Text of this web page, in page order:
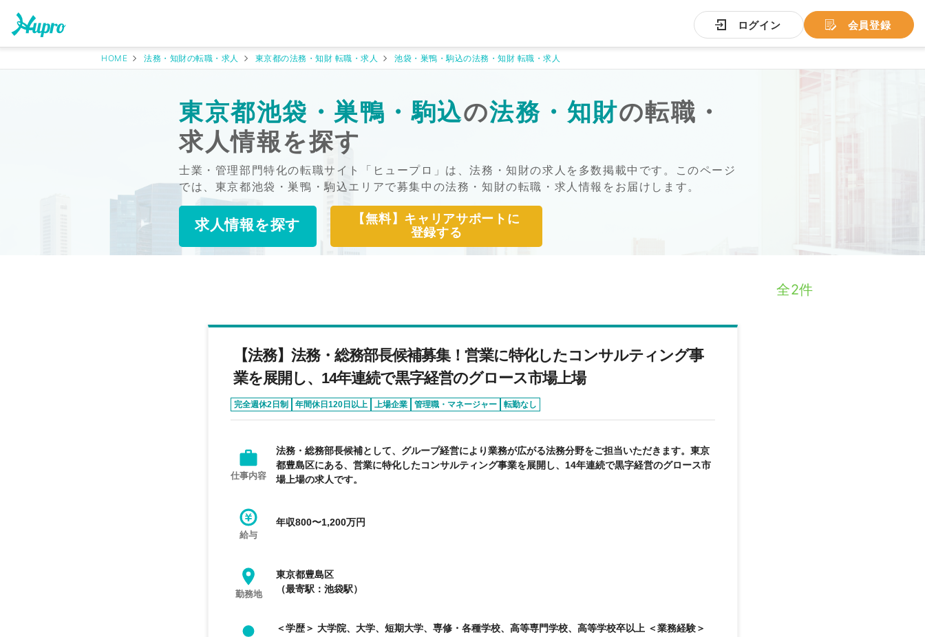
ログイン 会員登録
HOME 法務・知財の転職・求人 東京都の法務・知財 転職・求人 池袋・巣鴨・駒込の法務・知財 転職・求人
東京都池袋・巣鴨・駒込の法務・知財の転職・
求人情報を探す
士業・管理部門特化の転職サイト「ヒュープロ」は、法務・知財の求人を多数掲載中です。このページ
では、東京都池袋・巣鴨・駒込エリアで募集中の法務・知財の転職・求人情報をお届けします。
求人情報を探す
【無料】キャリアサポートに
登録する
全2件
【法務】法務・総務部長候補募集！営業に特化したコンサルティング事
業を展開し、14年連続で黒字経営のグロース市場上場
完全週休2日制 年間休日120日以上 上場企業 管理職・マネージャー 転勤なし
仕事内容
法務・総務部長候補として、グループ経営により業務が広がる法務分野をご担当いただきます。東京
都豊島区にある、営業に特化したコンサルティング事業を展開し、14年連続で黒字経営のグロース市
場上場の求人です。
給与
年収800〜1,200万円
勤務地
東京都豊島区
（最寄駅：池袋駅）
＜学歴＞ 大学院、大学、短期大学、専修・各種学校、高等専門学校、高等学校卒以上 ＜業務経験＞